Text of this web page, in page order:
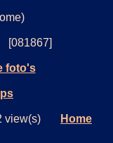
[081867]
foto's
view(s) Home